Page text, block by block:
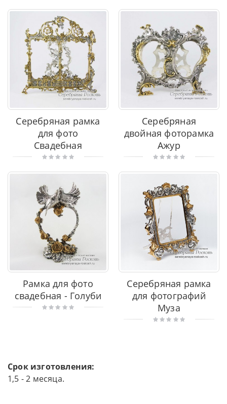
Серебряная рамка
для фото
Свадебная
Серебряная
двойная фоторамка
Ажур
Рамка для фото
свадебная - Голуби
Серебряная рамка
для фотографий
Муза
Срок изготовления:
1,5 - 2 месяца.